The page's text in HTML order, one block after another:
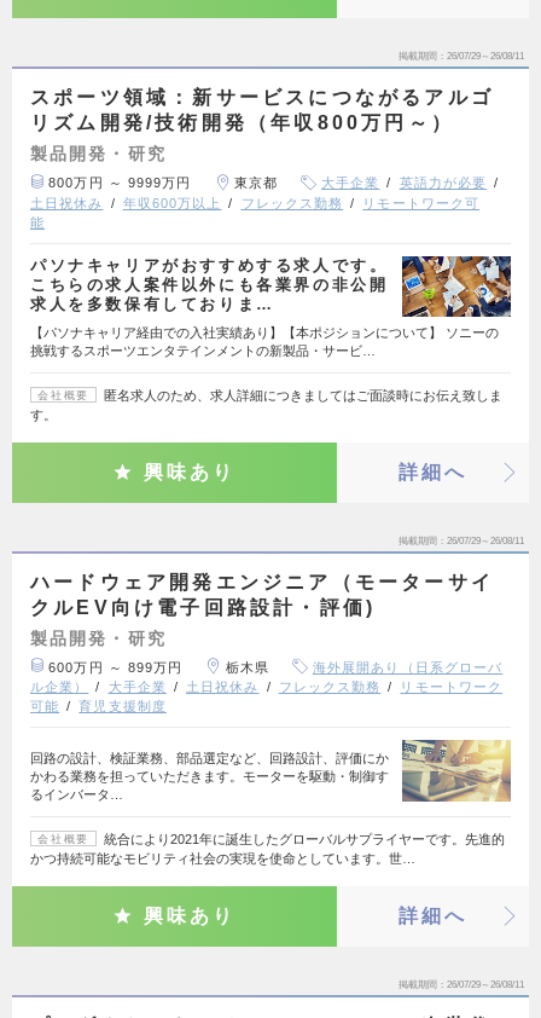
掲載期間 26/07/29～26/08/11
スポーツ領域：新サービスにつながるアルゴ
リズム開発/技術開発（年収800万円～）
製品開発・研究
800万円 ～ 9999万円 東京都 大手企業
英語力が必要
土日祝休み
年収600万以上 フレックス勤務
リモートワーク可
能
パソナキャリアがおすすめする求人です。
こちらの求人案件以外にも各業界の非公開
求人を多数保有しておりま…
【パソナキャリア経由での入社実績あり】【本ポジションについて】 ソニーの
挑戦するスポーツエンタテインメントの新製品・サービ…
会社概要
匿名求人のため、求人詳細につきましてはご面談時にお伝え致しま
す。
興味あり 詳細へ
掲載期間 26/07/29～26/08/11
ハードウェア開発エンジニア（モーターサイ
クルEV向け電子回路設計・評価)
製品開発・研究
600万円 ～ 899万円 栃木県
海外展開あり（日系グローバ
ル企業）
大手企業 土日祝休み フレックス勤務
リモートワーク
可能
育児支援制度
回路の設計、検証業務、部品選定など、回路設計、評価にか
かわる業務を担っていただきます。モーターを駆動・制御す
るインバータ…
会社概要
統合により2021年に誕生したグローバルサプライヤーです。先進的
かつ持続可能なモビリティ社会の実現を使命としています。世…
興味あり 詳細へ
掲載期間 26/07/29～26/08/11